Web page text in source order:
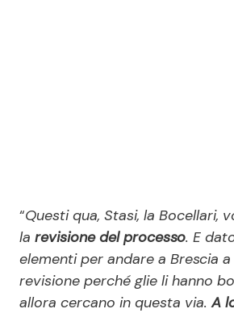
“Questi qua, Stasi, la Bocellari,
la revisione del processo. E
elementi per andare a Brescia
revisione perché glie li hanno
allora cercano in questa via.A